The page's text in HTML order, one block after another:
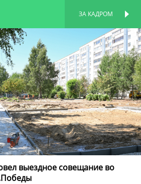
ЗА КАДРОМ
выездное совещание во
ПЕРСОНАЛЬНАЯ
СТРАНИЦА